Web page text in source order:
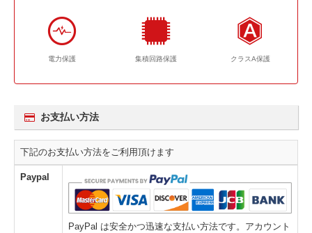
電力保護 集積回路保護 クラスA保護
お支払い方法
下記のお支払い方法をご利用頂けます
Paypal
PayPal は安全かつ迅速な支払い方法です。アカウント